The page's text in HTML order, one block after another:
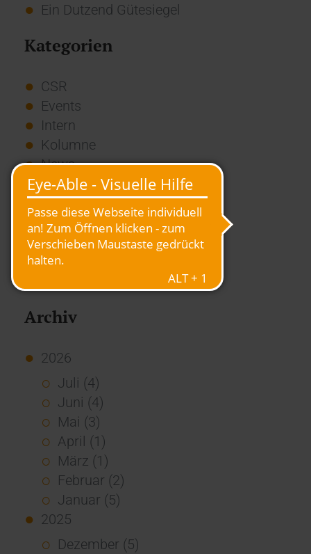
Ein Dutzend Gütesiegel
Kategorien
CSR
Events
Intern
Kolumne
News
Overview
Presse
Report
Standard Echo
Stories
Archiv
2026
Juli (4)
Juni (4)
Mai (3)
April (1)
März (1)
Februar (2)
Januar (5)
2025
Dezember (5)